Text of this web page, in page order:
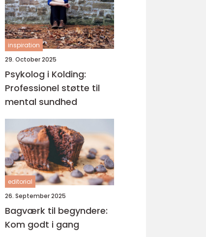
inspiration
29. October 2025
Psykolog i Kolding:
Professionel støtte til
mental sundhed
editorial
26. September 2025
Bagværk til begyndere:
Kom godt i gang